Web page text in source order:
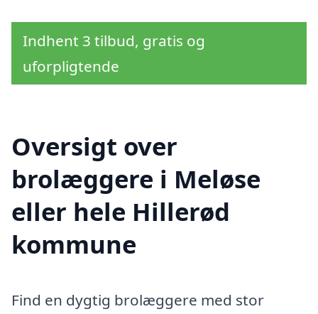
Indhent 3 tilbud, gratis og
uforpligtende
Oversigt over
brolæggere i Meløse
eller hele Hillerød
kommune
Find en dygtig brolæggere med stor